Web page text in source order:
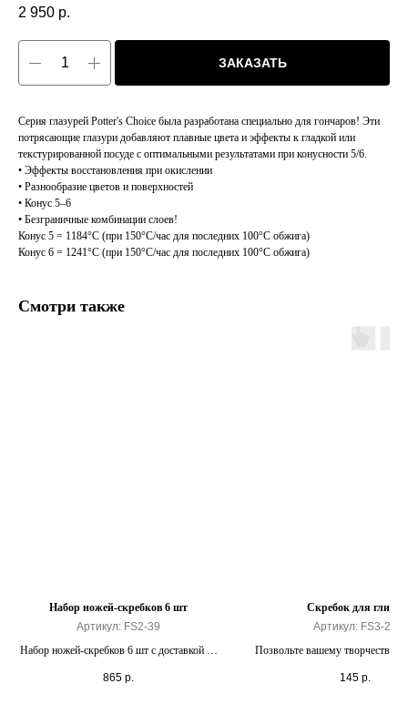
2 950 р.
ЗАКАЗАТЬ
Серия глазурей Potter's Choice была разработана специально для гончаров! Эти
потрясающие глазури добавляют плавные цвета и эффекты к гладкой или
текстурированной посуде с оптимальными результатами при конусности 5/6.
• Эффекты восстановления при окислении
• Разнообразие цветов и поверхностей
• Конус 5–6
• Безграничные комбинации слоев!
Конус 5 = 1184°C (при 150°C/час для последних 100°C обжига)
Конус 6 = 1241°C (при 150°C/час для последних 100°C обжига)
Смотри также
Набор ножей-скребков 6 шт
Артикул: FS2-39
Набор ножей-скребков 6 шт с доставкой по
инструменты
865 р.
Скребок для глины
Артикул: FS3-24
Позвольте вашему творчеству
145 р.